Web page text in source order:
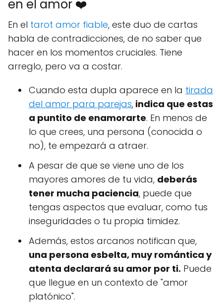
en el amor ❤️
En el tarot amor fiable, este duo de cartas
habla de contradicciones, de no saber que
hacer en los momentos cruciales. Tiene
arreglo, pero va a costar.
Cuando esta dupla aparece en la tirada
del amor para parejas, indica que estas
a puntito de enamorarte. En menos de
lo que crees, una persona (conocida o
no), te empezará a atraer.
A pesar de que se viene uno de los
mayores amores de tu vida, deberás
tener mucha paciencia, puede que
tengas aspectos que evaluar, como tus
inseguridades o tu propia timidez.
Además, estos arcanos notifican que,
una persona esbelta, muy romántica y
atenta declarará su amor por ti. Puede
que llegue en un contexto de "amor
platónico".